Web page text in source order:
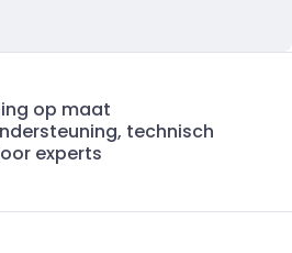
op maat
technisch
experts